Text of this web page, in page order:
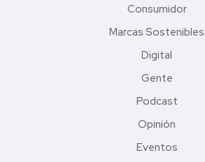
Consumidor
Marcas Sostenibles
Digital
Gente
Podcast
Opinión
Eventos